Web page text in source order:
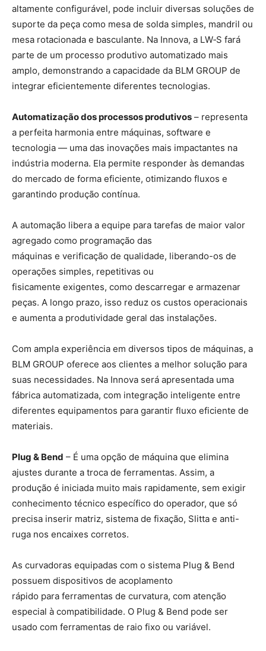
altamente configurável, pode incluir diversas soluções de
suporte da peça como mesa de solda simples, mandril ou
mesa rotacionada e basculante. Na Innova, a LW‑S fará
parte de um processo produtivo automatizado mais
amplo, demonstrando a capacidade da BLM GROUP de
integrar eficientemente diferentes tecnologias.
Automatização dos processos produtivos – representa
a perfeita harmonia entre máquinas, software e
tecnologia — uma das inovações mais impactantes na
indústria moderna. Ela permite responder às demandas
do mercado de forma eficiente, otimizando fluxos e
garantindo produção contínua.
A automação libera a equipe para tarefas de maior valor
agregado como programação das
máquinas e verificação de qualidade, liberando-os de
operações simples, repetitivas ou
fisicamente exigentes, como descarregar e armazenar
peças. A longo prazo, isso reduz os custos operacionais
e aumenta a produtividade geral das instalações.
Com ampla experiência em diversos tipos de máquinas, a
BLM GROUP oferece aos clientes a melhor solução para
suas necessidades. Na Innova será apresentada uma
fábrica automatizada, com integração inteligente entre
diferentes equipamentos para garantir fluxo eficiente de
materiais.
Plug & Bend – É uma opção de máquina que elimina
ajustes durante a troca de ferramentas. Assim, a
produção é iniciada muito mais rapidamente, sem exigir
conhecimento técnico específico do operador, que só
precisa inserir matriz, sistema de fixação, Slitta e anti-
ruga nos encaixes corretos.
As curvadoras equipadas com o sistema Plug & Bend
possuem dispositivos de acoplamento
rápido para ferramentas de curvatura, com atenção
especial à compatibilidade. O Plug & Bend pode ser
usado com ferramentas de raio fixo ou variável.